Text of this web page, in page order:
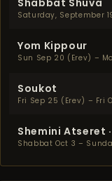
Shabbat Shuva
Saturday, September
Yom Kippour
Sun Sep 20 (Erev) –
Soukot
Fri Sep 25 (Erev) – Fri
Shemini Atseret
Shabbat Oct 3 –